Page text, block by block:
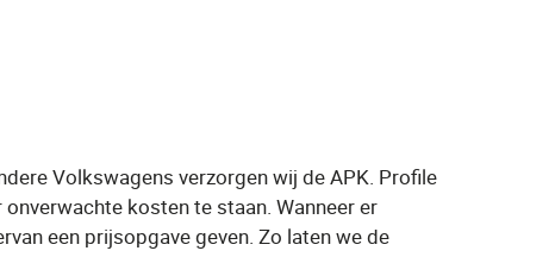
Volkswagens verzorgen wij de APK. Profile
kosten te staan. Wanneer er
een prijsopgave geven. Zo laten we de